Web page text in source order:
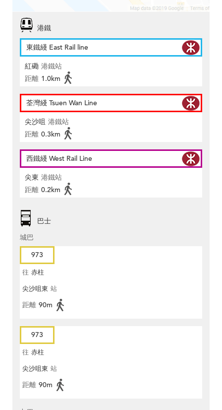
港鐵
東鐵綫 East Rail line
紅磡 港鐵站
距離 1.0km
荃灣綫 Tsuen Wan Line
尖沙咀 港鐵站
距離 0.3km
西鐵綫 West Rail Line
尖東 港鐵站
距離 0.2km
巴士
城巴
973
往 赤柱
尖沙咀東 站
距離 90m
973
往 赤柱
尖沙咀東 站
距離 90m